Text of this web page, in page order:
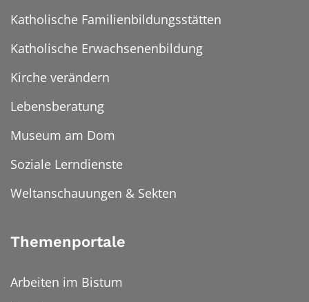
Katholische Familienbildungsstätten
Katholische Erwachsenenbildung
Kirche verändern
Lebensberatung
Museum am Dom
Soziale Lerndienste
Weltanschauungen & Sekten
Themenportale
Arbeiten im Bistum